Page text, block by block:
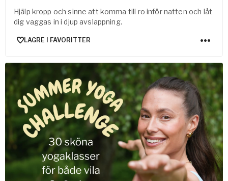
Hjälp kropp och sinne att komma till ro inför natten och låt
dig vaggas in i djup avslappning.
LAGRE I FAVORITTER